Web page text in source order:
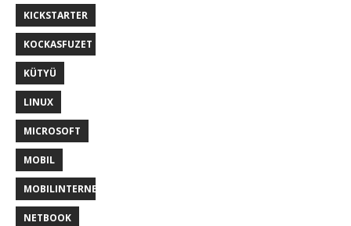
KICKSTARTER
KOCKASFUZET
KÜTYÜ
LINUX
MICROSOFT
MOBIL
MOBILINTERNET
NETBOOK